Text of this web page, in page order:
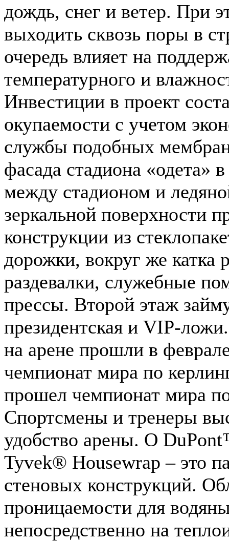
дождь, снег и ветер. При
выходить сквозь поры в
очередь влияет на
температурного и
Инвестиции в проект
окупаемости с учетом
службы подобных
фасада стадиона «одета»
между стадионом и
зеркальной поверхности
конструкции из
дорожки, вокруг же катка
раздевалки, служебные
прессы. Второй этаж
президентская и VIP-
на арене прошли в
чемпионат мира по
прошел чемпионат мира
Спортсмены и тренеры
удобство арены. О
Tyvek® Housewrap – это
стеновых конструкций.
проницаемости для
непосредственно на